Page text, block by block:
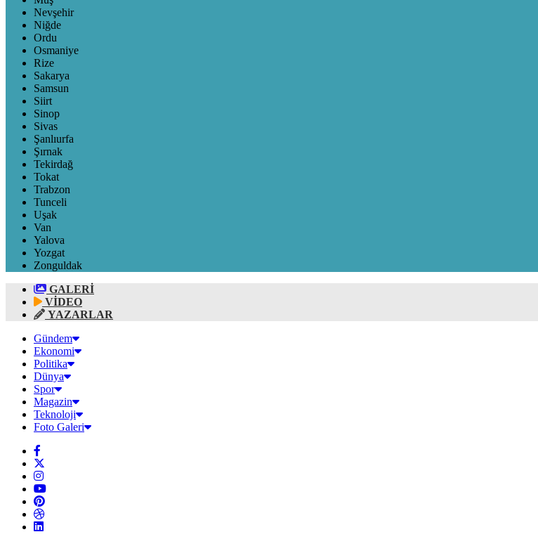
Nevşehir
Niğde
Ordu
Osmaniye
Rize
Sakarya
Samsun
Siirt
Sinop
Sivas
Şanlıurfa
Şırnak
Tekirdağ
Tokat
Trabzon
Tunceli
Uşak
Van
Yalova
Yozgat
Zonguldak
GALERİ
VİDEO
YAZARLAR
Gündem
Ekonomi
Politika
Dünya
Spor
Magazin
Teknoloji
Foto Galeri